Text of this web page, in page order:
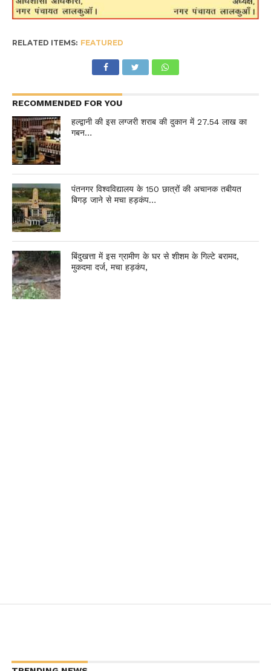
RELATED ITEMS: FEATURED
RECOMMENDED FOR YOU
हल्द्वानी की इस लग्जरी शराब की दुकान में 27.54 लाख का
गबन…
पंतनगर विश्वविद्यालय के 150 छात्रों की अचानक तबीयत
बिगड़ जाने से मचा हड़कंप…
बिंदुखत्ता में इस ग्रामीण के घर से शीशम के गिल्टे बरामद,
मुकदमा दर्ज, मचा हड़कंप,